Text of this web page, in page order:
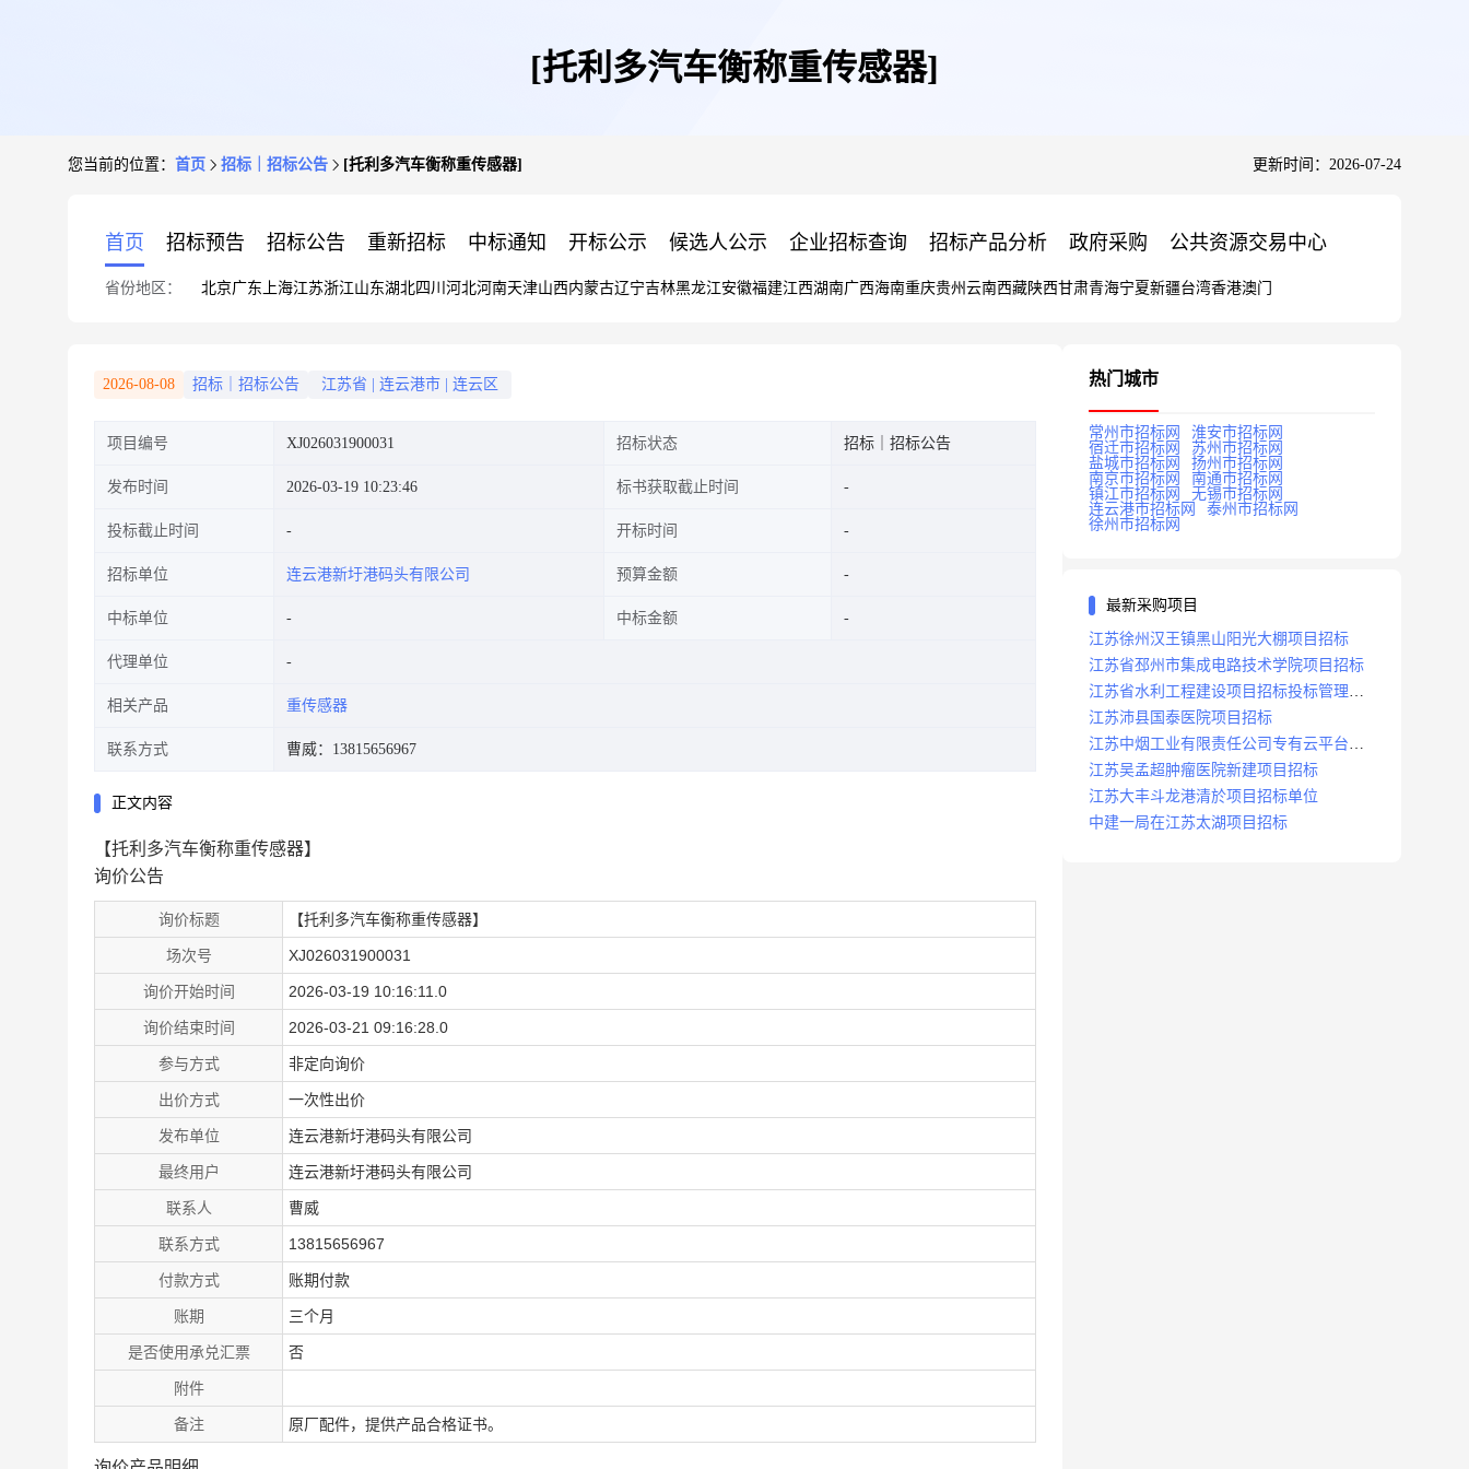
[托利多汽车衡称重传感器]
您当前的位置： 首页 招标｜招标公告 [托利多汽车衡称重传感器] 更新时间：2026-07-24
首页 招标预告 招标公告 重新招标 中标通知 开标公示 候选人公示 企业招标查询 招标产品分析 政府采购 公共资源交易中心
省份地区： 北京广东 上海江苏浙江山东湖北四川 河北河南天津山西内蒙古辽宁吉林黑龙江安徽福建江西湖南广西海南重庆贵州 云南西藏陕西甘肃青海宁夏新疆台湾香港澳门
2026-08-08 招标｜招标公告 江苏省 连云港市 连云区
项目编号 XJ026031900031 招标状态 招标｜招标公告
发布时间 2026-03-19 10:23:46 标书获取截止时间
投标截止时间 开标时间
招标单位 连云港新圩港码头有限公司 预算金额
中标单位 中标金额
代理单位
相关产品 重传感器
联系方式 曹威：13815656967
正文内容
【托利多汽车衡称重传感器】
询价公告
询价标题 【托利多汽车衡称重传感器】
场次号 XJ026031900031
询价开始时间 2026-03-19 10:16:11.0
询价结束时间 2026-03-21 09:16:28.0
参与方式 非定向询价
出价方式 一次性出价
发布单位 连云港新圩港码头有限公司
最终用户 连云港新圩港码头有限公司
联系人 曹威
联系方式 13815656967
付款方式 账期付款
账期 三个月
是否使用承兑汇票 否
附件
备注 原厂配件，提供产品合格证书。
热门城市
常州市招标网
淮安市招标网
宿迁市招标网
苏州市招标网
盐城市招标网
扬州市招标网
南京市招标网
南通市招标网
镇江市招标网
无锡市招标网
连云港市招标网
泰州市招标网
徐州市招标网
最新采购项目
江苏徐州汉王镇黑山阳光大棚项目招标
江苏省邳州市集成电路技术学院项目招标
江苏省水利工程建设项目招标投标管理办
法
江苏沛县国泰医院项目招标
江苏中烟工业有限责任公司专有云平台扩
容项目招标
江苏吴孟超肿瘤医院新建项目招标
江苏大丰斗龙港清於项目招标单位
中建一局在江苏太湖项目招标